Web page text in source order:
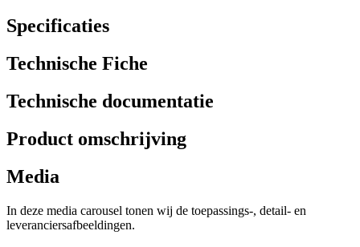
Specificaties
Technische Fiche
Technische documentatie
Product omschrijving
Media
In deze media carousel tonen wij de toepassings-, detail- en
leveranciersafbeeldingen.